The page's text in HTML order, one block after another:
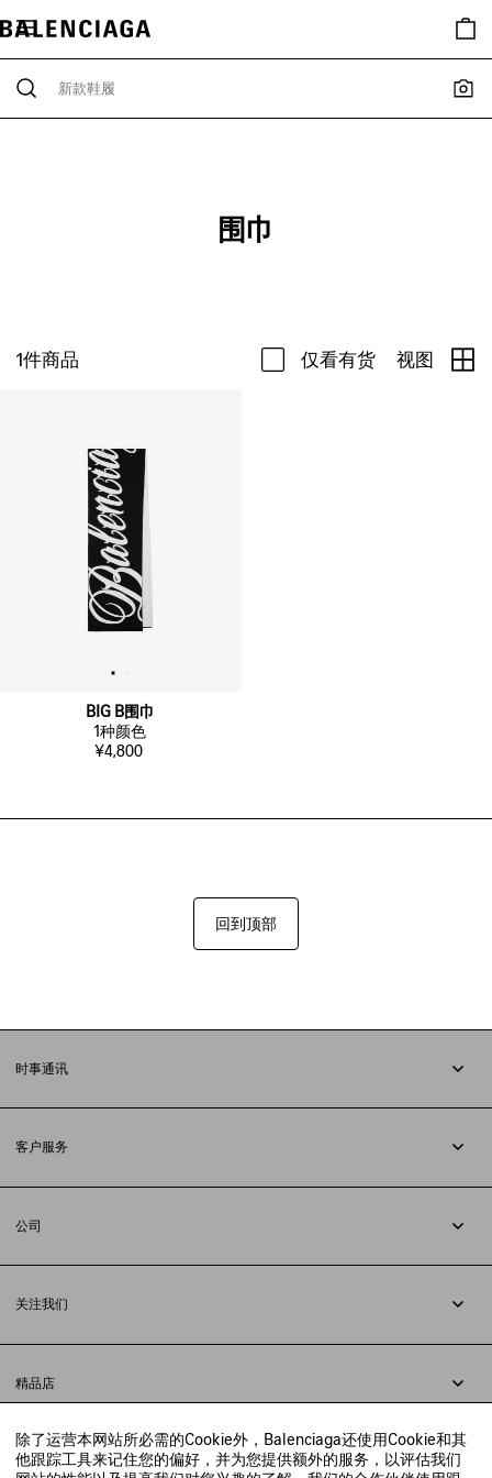
除了运营本网站所必需的Cookie外，Balenciaga还使用Cookie和其
他跟踪工具来记住您的偏好，并为您提供额外的服务，以评估我们
围巾
1件商品 仅看有货 视图
BIG B围巾
1种颜色
¥4,800
回到顶部
时事通讯
客户服务
配送方式
支付
常见问题解答
公司
法律问题
联合国世界粮食计划署
举报平台
关注我们
小红书
精品店
寻找附近的精品店
实时聊天客服